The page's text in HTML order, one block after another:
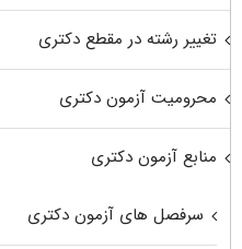
تغییر رشته در مقطع دکتری
محرومیت آزمون دکتری
منابع آزمون دکتری
سرفصل های آزمون دکتری